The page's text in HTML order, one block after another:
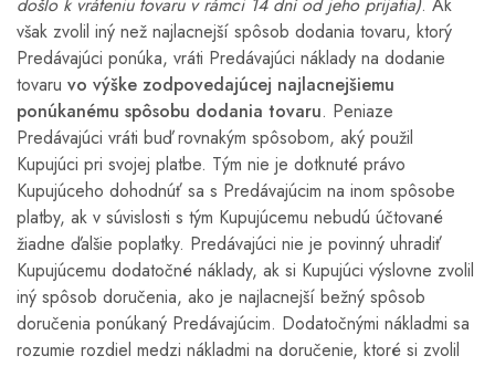
však zvolil iný než najlacnejší spôsob dodania tovaru, ktorý
Predávajúci ponúka, vráti Predávajúci náklady na dodanie
tovaru vo výške zodpovedajúcej najlacnejšiemu
ponúkanému spôsobu dodania tovaru. Peniaze
Predávajúci vráti buď rovnakým spôsobom, aký použil
Kupujúci pri svojej platbe. Tým nie je dotknuté právo
Kupujúceho dohodnúť sa s Predávajúcim na inom spôsobe
platby, ak v súvislosti s tým Kupujúcemu nebudú účtované
žiadne ďalšie poplatky. Predávajúci nie je povinný uhradiť
Kupujúcemu dodatočné náklady, ak si Kupujúci výslovne zvolil
iný spôsob doručenia, ako je najlacnejší bežný spôsob
doručenia ponúkaný Predávajúcim. Dodatočnými nákladmi sa
rozumie rozdiel medzi nákladmi na doručenie, ktoré si zvolil